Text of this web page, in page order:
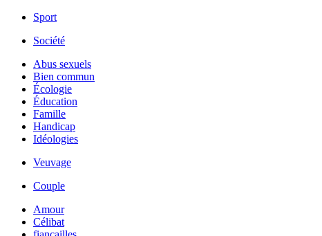
Sport
Société
Abus sexuels
Bien commun
Écologie
Éducation
Famille
Handicap
Idéologies
Veuvage
Couple
Amour
Célibat